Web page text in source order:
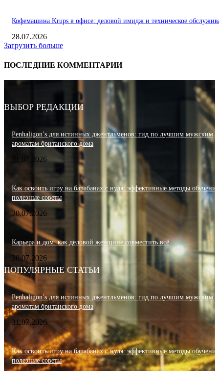
Кофемашина Krups в офисе: деловой имидж и техническое
28.07.2026
Загрузить больше
ПОСЛЕДНИЕ КОММЕНТАРИИ
ВЫБОР РЕДАКЦИИ
Penhaligon’s для истинных джентльменов: гид по лучшим мужским
ароматам британского дома
31.07.2026
Как освоить игру на барабанах с нуля: эффективные методы
полезные советы
30.07.2026
Карьера и дом: как деловой женщине совместить всё
30.07.2026
ПОПУЛЯРНЫЕ СТАТЬИ
Penhaligon’s для истинных джентльменов: гид по лучшим мужским
ароматам британского дома
31.07.2026
Как освоить игру на барабанах с нуля: эффективные методы
полезные советы